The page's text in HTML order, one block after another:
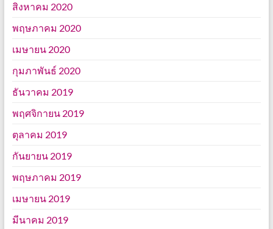
สิงหาคม 2020
พฤษภาคม 2020
เมษายน 2020
กุมภาพันธ์ 2020
ธันวาคม 2019
พฤศจิกายน 2019
ตุลาคม 2019
กันยายน 2019
พฤษภาคม 2019
เมษายน 2019
มีนาคม 2019